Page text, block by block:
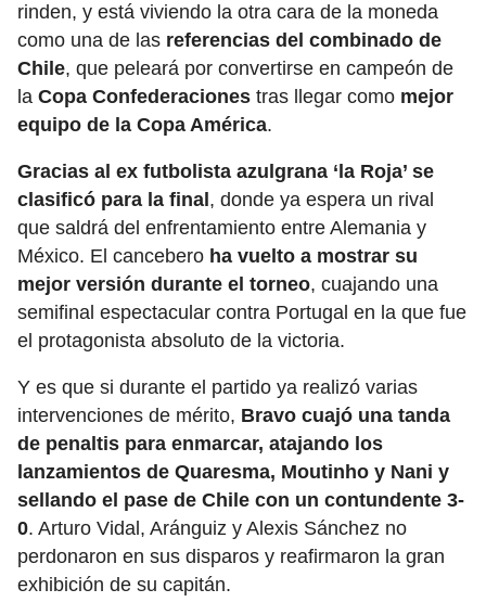
rinden, y está viviendo la otra cara de la moneda
como una de las referencias del combinado de
Chile, que peleará por convertirse en campeón de
la Copa Confederaciones tras llegar como mejor
equipo de la Copa América.
Gracias al ex futbolista azulgrana ‘la Roja’ se
clasificó para la final , donde ya espera un rival
que saldrá del enfrentamiento entre Alemania y
México. El cancebero ha vuelto a mostrar su
mejor versión durante el torneo, cuajando una
semifinal espectacular contra Portugal en la que fue
el protagonista absoluto de la victoria.
Y es que si durante el partido ya realizó varias
intervenciones de mérito, Bravo cuajó una tanda
de penaltis para enmarcar, atajando los
lanzamientos de Quaresma, Moutinho y Nani y
sellando el pase de Chile con un contundente 3-
0. Arturo Vidal, Aránguiz y Alexis Sánchez no
perdonaron en sus disparos y reafirmaron la gran
exhibición de su capitán.